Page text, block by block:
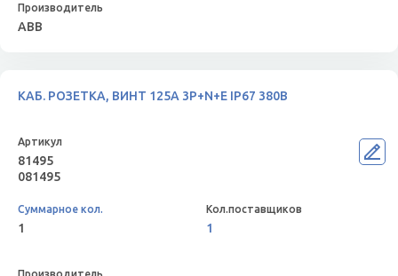
ABB
КАБ. РОЗЕТКА, ВИНТ 125А 3P+N+E IP67 380В
81495
081495
1 1